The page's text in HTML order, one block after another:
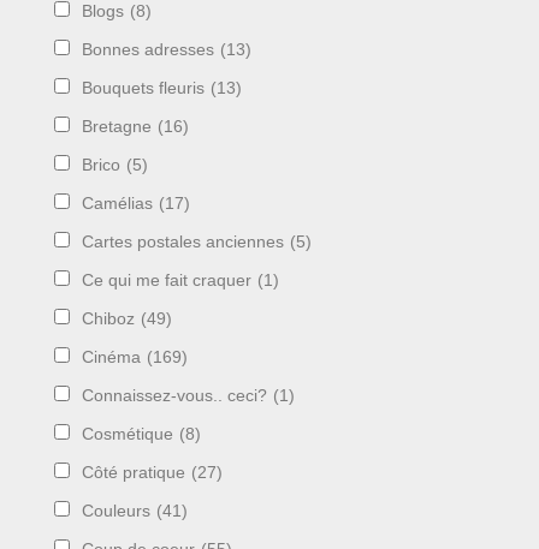
Blogs (8)
Bonnes adresses (13)
Bouquets fleuris (13)
Bretagne (16)
Brico (5)
Camélias (17)
Cartes postales anciennes (5)
Ce qui me fait craquer (1)
Chiboz (49)
Cinéma (169)
Connaissez-vous.. ceci? (1)
Cosmétique (8)
Côté pratique (27)
Couleurs (41)